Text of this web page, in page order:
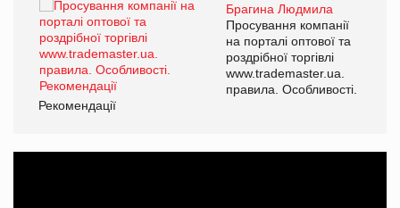
Брагина Людмила
Просування компанії
на порталі оптової та
роздрібної торгівлі
www.trademaster.ua.
правила. Особливості.
Рекомендації